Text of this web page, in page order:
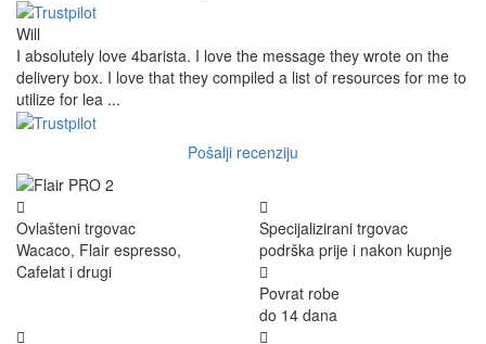
Will
I absolutely love 4barista. I love the message they wrote on the
delivery box. I love that they compiled a list of resources for me to
utilize for lea ...
Pošalji recenziju
Ovlašteni trgovac
Wacaco, Flair espresso,
Cafelat i drugi
Specijalizirani trgovac
podrška prije i nakon kupnje
Povrat robe
do 14 dana